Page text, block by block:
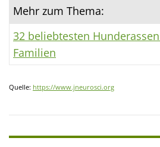
Mehr zum Thema:
32 beliebtesten
Familien
Quelle: https://www.jneurosci.org